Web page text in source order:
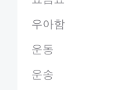
우아함
운동
운송